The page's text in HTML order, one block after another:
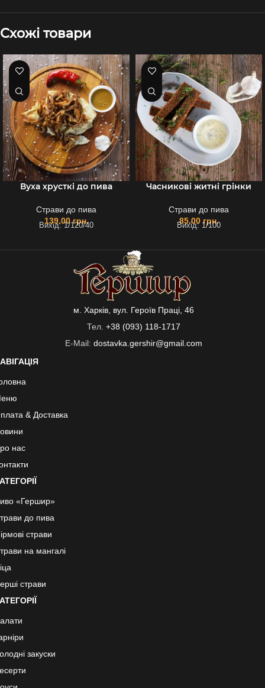
Схожі товари
Вуха хрусткі до пива
Страви до пива
139.00грн.
Вихід: 1/120/40
Часникові житні грінки
Страви до пива
85.00грн.
Вихід: 1/100
м. Харків, вул. Героїв Праці, 46
Тел. +38 (093) 118-1717
E-Mail: dostavka.gershir@gmail.com
& Доставка
нас
«Гершир»
до пива
страви
на мангалі
страви
закуски